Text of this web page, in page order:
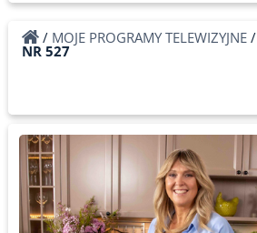
/ MOJE PROGRAMY TELEWIZYJNE/
NR 527